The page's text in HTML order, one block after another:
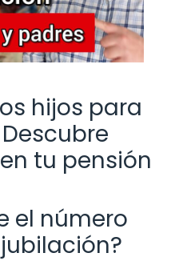
hijos para
tu pensión
el número